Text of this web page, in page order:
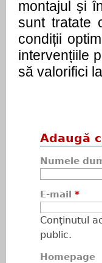
montajul și
sunt tratate
condiții
intervențiile
să valorifici
Adaugă
Numele
E-mail *
Conţinutul
public.
Homepage